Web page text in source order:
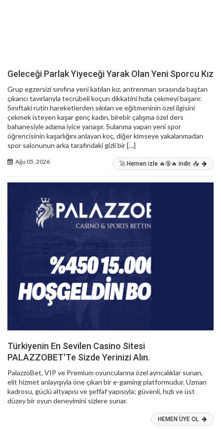
Geleceği Parlak Yiyeceği Yarak Olan Yeni Sporcu Kız
Grup egzersizi sınıfına yeni katılan kız, antrenman sırasında baştan
çıkarıcı tavırlarıyla tecrübeli koçun dikkatini hızla çekmeyi başarır.
Sınıftaki rutin hareketlerden sıkılan ve eğitmeninin özel ilgisini
çekmek isteyen kaşar genç kadın, birebir çalışma özel ders
bahanesiyle adama iyice yanaşır. Sulanma yapan yeni spor
öğrencisinin kaşarlığını anlayan koç, diğer kimseye yakalanmadan
spor salonunun arka tarafındaki gizli bir […]
Ağu 05, 2026 🚀 Hemen izle 🔥🔞🔥 indir. 📥
Türkiyenin En Sevilen Casino Sitesi
PALAZZOBET'Te Sizde Yerinizi Alın.
PalazzoBet, VIP ve Premium oyuncularına özel ayrıcalıklar sunan,
elit hizmet anlayışıyla öne çıkan bir e-gaming platformudur. Uzman
kadrosu, güçlü altyapısı ve şeffaf yapısıyla; güvenli, hızlı ve üst
düzey bir oyun deneyimini sizlere sunar.
HEMEN ÜYE OL